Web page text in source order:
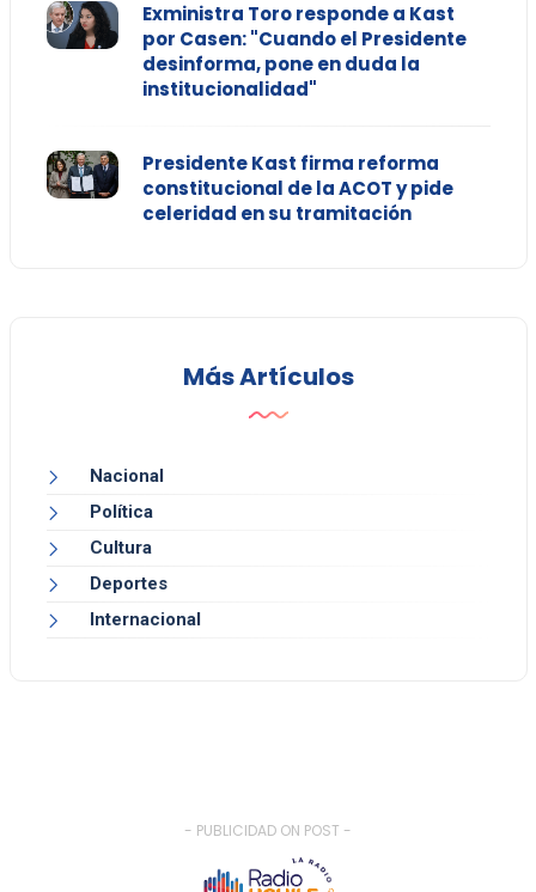
Exministra Toro responde a Kast
por Casen: "Cuando el Presidente
desinforma, pone en duda la
institucionalidad"
Presidente Kast firma reforma
constitucional de la ACOT y pide
celeridad en su tramitación
Más Artículos
Nacional
Política
Cultura
Deportes
Internacional
- PUBLICIDAD ON POST -